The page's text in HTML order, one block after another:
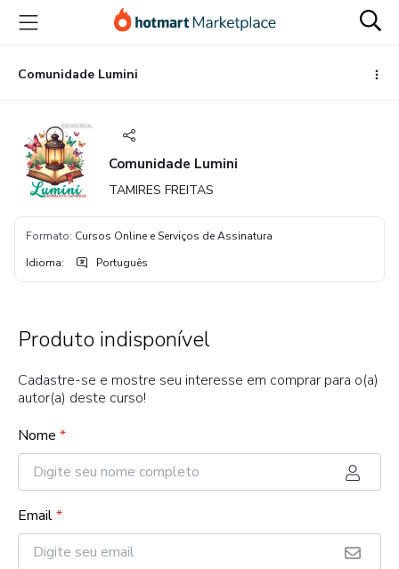
para
conteúdo
principal
para
pagamento
para
rodapé
Comunidade Lumini
Comunidade Lumini
TAMIRES FREITAS
Formato: Cursos Online e Serviços de Assinatura
Idioma: Português
Produto indisponível
Cadastre-se e mostre seu interesse em comprar para o(a)
autor(a) deste curso!
Nome *
Email*